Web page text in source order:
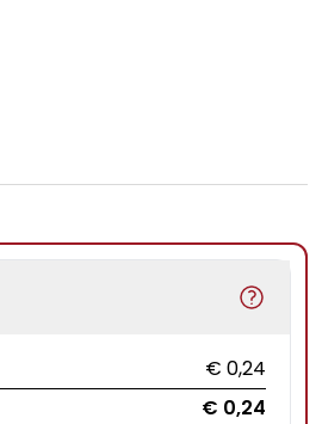
€ 0,24
€ 0,24